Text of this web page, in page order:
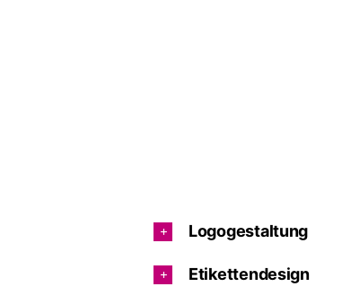
Logogestaltung
Etikettendesign